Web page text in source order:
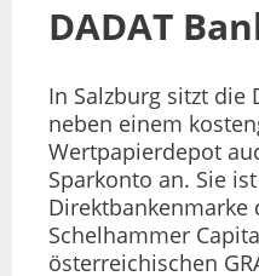
DADAT
In Salzburg sitzt die
neben einem
Wertpapierdepot
Sparkonto an. Sie
Direktbankenmarke
Schelhammer
österreichischen